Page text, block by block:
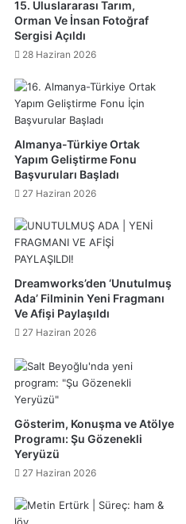
15. Uluslararası Tarım,
Orman Ve İnsan Fotoğraf
Sergisi Açıldı
28 Haziran 2026
Almanya-Türkiye Ortak
Yapım Geliştirme Fonu
Başvuruları Başladı
27 Haziran 2026
Dreamworks’den ‘Unutulmuş
Ada’ Filminin Yeni Fragmanı
Ve Afişi Paylaşıldı
27 Haziran 2026
Gösterim, Konuşma ve Atölye
Programı: Şu Gözenekli
Yeryüzü
27 Haziran 2026